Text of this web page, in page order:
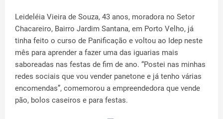
Leideléia Vieira de Souza, 43 anos, moradora no Setor
Chacareiro, Bairro Jardim Santana, em Porto Velho, já
tinha feito o curso de Panificação e voltou ao Idep neste
mês para aprender a fazer uma das iguarias mais
saboreadas nas festas de fim de ano. “Postei nas minhas
redes sociais que vou vender panetone e já tenho várias
encomendas”, comemorou a empreendedora que vende
pão, bolos caseiros e para festas.